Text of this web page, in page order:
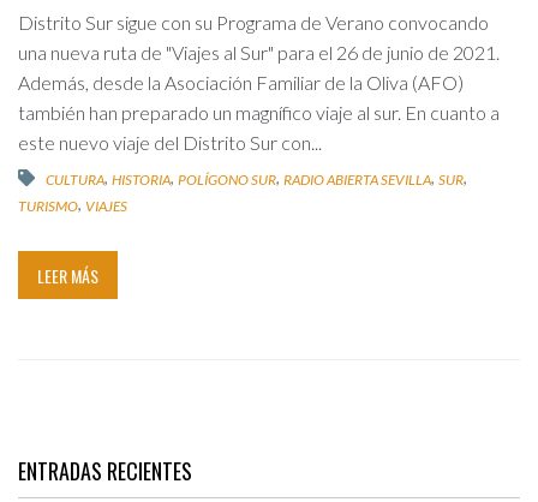
Distrito Sur sigue con su Programa de Verano convocando
una nueva ruta de "Viajes al Sur" para el 26 de junio de 2021.
Además, desde la Asociación Familiar de la Oliva (AFO)
también han preparado un magnífico viaje al sur. En cuanto a
este nuevo viaje del Distrito Sur con...
CULTURA, HISTORIA, POLÍGONO SUR, RADIO ABIERTA SEVILLA, SUR,
TURISMO, VIAJES
LEER MÁS
ENTRADAS RECIENTES